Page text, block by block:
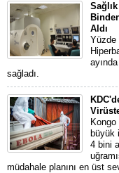
Aldı
Yüzde
sağladı.
büyük
4 bini
müdahale planını en üst